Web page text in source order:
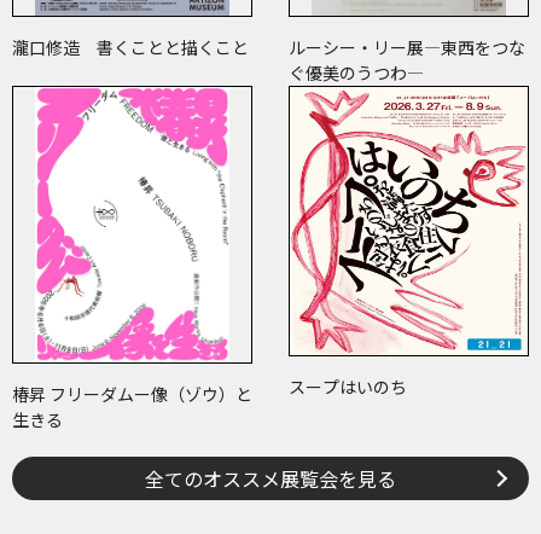
瀧口修造 書くことと描くこと
ルーシー・リー展―東西をつな
ぐ優美のうつわ―
椿昇 フリーダムー像（ゾウ）と
生きる
スープはいのち
全てのオススメ展覧会を見る